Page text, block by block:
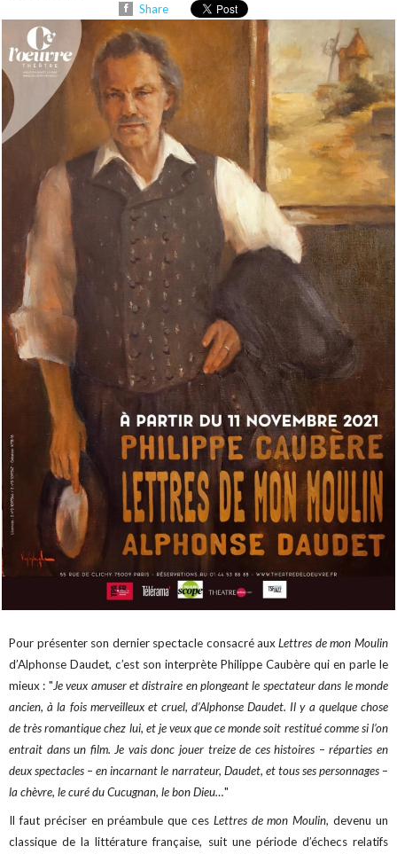
Share
Pour présenter son dernier spectacle consacré auxLettres de mon Moulin
d’Alphonse Daudet, c’est son interprète Philippe Caubère qui en parle le
mieux : "Je veux amuser et distraire en plongeant le spectateur dans le monde
ancien, à la fois merveilleux et cruel, d’Alphonse Daudet. Il y a quelque chose
de très romantique chez lui, et je veux que ce monde soit restitué comme si l’on
entrait dans un film. Je vais donc jouer treize de ces histoires – réparties en
deux spectacles – en incarnant le narrateur, Daudet, et tous ses personnages –
la chèvre, le curé du Cucugnan, le bon Dieu…"
Il faut préciser en préambule que ces Lettres de mon Moulin, devenu un
classique de la littérature française, suit une période d’échecs relatifs